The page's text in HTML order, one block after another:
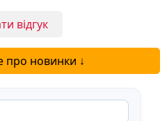
відгук
про новинки ↓